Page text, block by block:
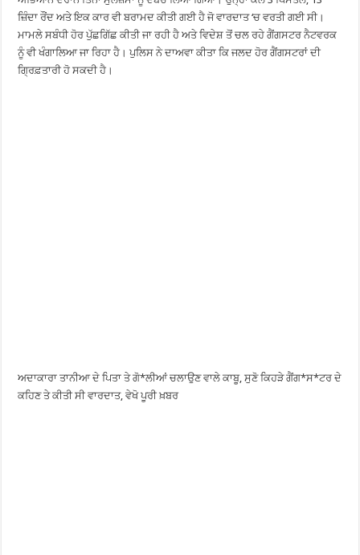
ਜ਼ਿੰਦਾ ਰੌਂਦ ਅਤੇ ਇਕ ਕਾਰ ਵੀ ਬਰਾਮਦ ਕੀਤੀ ਗਈ ਹੈ ਜੋ ਵਾਰਦਾਤ ‘ਚ ਵਰਤੀ ਗਈ ਸੀ।
ਮਾਮਲੇ ਸਬੰਧੀ ਹੋਰ ਪੁੱਛਗਿੱਛ ਕੀਤੀ ਜਾ ਰਹੀ ਹੈ ਅਤੇ ਵਿਦੇਸ਼ ਤੋਂ ਚਲ ਰਹੇ ਗੈਂਗਸਟਰ ਨੈਟਵਰਕ
ਨੂੰ ਵੀ ਖੰਗਾਲਿਆ ਜਾ ਰਿਹਾ ਹੈ। ਪੁਲਿਸ ਨੇ ਦਾਅਵਾ ਕੀਤਾ ਕਿ ਜਲਦ ਹੋਰ ਗੈਂਗਸਟਰਾਂ ਦੀ
ਗ੍ਰਿਫ਼ਤਾਰੀ ਹੋ ਸਕਦੀ ਹੈ।
ਅਦਾਕਾਰਾ ਤਾਨੀਆ ਦੇ ਪਿਤਾ ਤੇ ਗੋ*ਲੀਆਂ ਚਲਾਉਣ ਵਾਲੇ ਕਾਬੂ, ਸੁਣੋ ਕਿਹੜੇ ਗੈਂਗ*ਸ*ਟਰ ਦੇ
ਕਹਿਣ ਤੇ ਕੀਤੀ ਸੀ ਵਾਰਦਾਤ, ਵੇਖੋ ਪੂਰੀ ਖ਼ਬਰ